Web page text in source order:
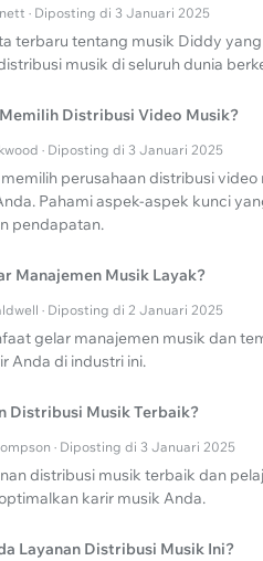
· Diposting di 3 Januari 2025
terbaru tentang musik Diddy
musik di seluruh dunia
Distribusi Video Musik?
· Diposting di 3 Januari 2025
memilih perusahaan distribusi
Pahami aspek-aspek kunci
pendapatan.
Manajemen Musik Layak?
· Diposting di 2 Januari 2025
gelar manajemen musik dan
Anda di industri ini.
Distribusi Musik Terbaik?
· Diposting di 3 Januari 2025
distribusi musik terbaik dan
karir musik Anda.
Layanan Distribusi Musik Ini?